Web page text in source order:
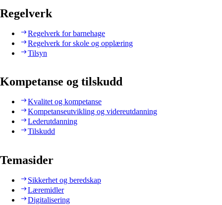
Regelverk
Regelverk for barnehage
Regelverk for skole og opplæring
Tilsyn
Kompetanse og tilskudd
Kvalitet og kompetanse
Kompetanseutvikling og videreutdanning
Lederutdanning
Tilskudd
Temasider
Sikkerhet og beredskap
Læremidler
Digitalisering